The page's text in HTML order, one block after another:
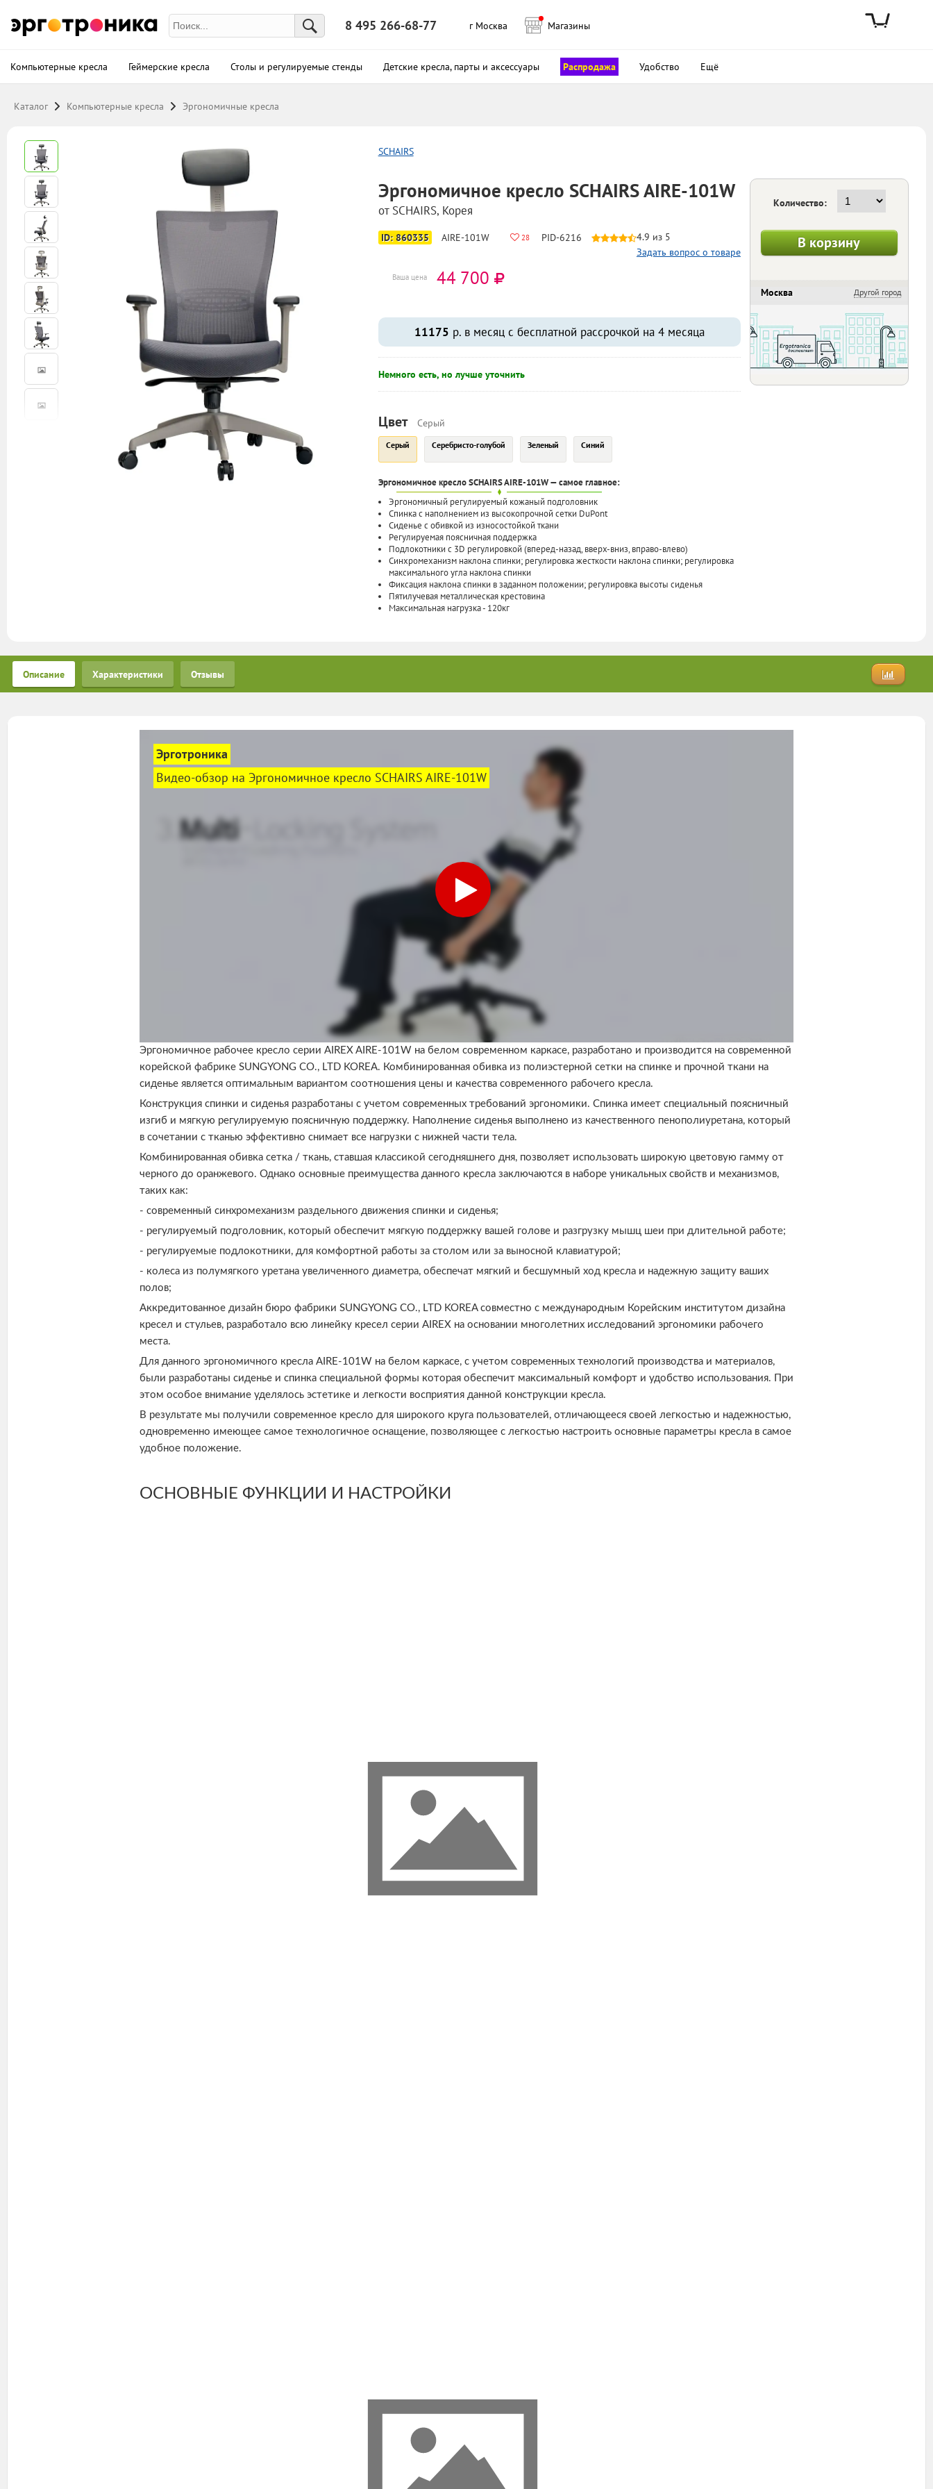
8 495 266-68-77 г Москва Магазины
Компьютерные кресла Геймерские кресла Столы и регулируемые стенды Детские кресла, парты и аксессуары Распродажа Удобство Ещё
11175р. в месяц с бесплатной рассрочкой на 4 месяца
Каталог Компьютерные кресла Эргономичные кресла
SCHAIRS
Эргономичное кресло SCHAIRS AIRE-101W
от SCHAIRS, Корея
ID: 860335 AIRE-101W 28 PID-6216
4.9 из 5
Задать вопрос о товаре
Ваша цена 44 700
11175 р. в месяц с бесплатной рассрочкой на 4 месяца
Немного есть, но лучше уточнить
Цвет Серый
Серый Серебристо-голубой Зеленый Синий
Эргономичное кресло SCHAIRS AIRE-101W — самое главное:
Эргономичный регулируемый кожаный подголовник
Спинка с наполнением из высокопрочной сетки DuPont
Сиденье с обивкой из износостойкой ткани
Регулируемая поясничная поддержка
Подлокотники с 3D регулировкой (вперед-назад, вверх-вниз, вправо-влево)
Синхромеханизм наклона спинки; регулировка жесткости наклона спинки; регулировка
максимального угла наклона спинки
Фиксация наклона спинки в заданном положении; регулировка высоты сиденья
Пятилучевая металлическая крестовина
Максимальная нагрузка - 120кг
Количество:
В корзину
Москва Другой город
Бесплатно
Бесплатно
Доставка
Описание Характеристики Отзывы
Эрготроника
Видео-обзор на Эргономичное кресло SCHAIRS AIRE-101W
Эргономичное рабочее кресло серии AIREX AIRE-101W на белом современном каркасе, разработано и производится на современной
корейской фабрике SUNGYONG CO., LTD KOREA. Комбинированная обивка из полиэстерной сетки на спинке и прочной ткани на
сиденье является оптимальным вариантом соотношения цены и качества современного рабочего кресла.
Конструкция спинки и сиденья разработаны с учетом современных требований эргономики. Спинка имеет специальный поясничный
изгиб и мягкую регулируемую поясничную поддержку. Наполнение сиденья выполнено из качественного пенополиуретана, который
в сочетании с тканью эффективно снимает все нагрузки с нижней части тела.
Комбинированная обивка сетка / ткань, ставшая классикой сегодняшнего дня, позволяет использовать широкую цветовую гамму от
черного до оранжевого. Однако основные преимущества данного кресла заключаются в наборе уникальных свойств и механизмов,
таких как:
- современный синхромеханизм раздельного движения спинки и сиденья;
- регулируемый подголовник, который обеспечит мягкую поддержку вашей голове и разгрузку мышц шеи при длительной работе;
- регулируемые подлокотники, для комфортной работы за столом или за выносной клавиатурой;
- колеса из полумягкого уретана увеличенного диаметра, обеспечат мягкий и бесшумный ход кресла и надежную защиту ваших
полов;
Аккредитованное дизайн бюро фабрики SUNGYONG CO., LTD KOREA совместно с международным Корейским институтом дизайна
кресел и стульев, разработало всю линейку кресел серии AIREX на основании многолетних исследований эргономики рабочего
места.
Для данного эргономичного кресла AIRE-101W на белом каркасе, с учетом современных технологий производства и материалов,
были разработаны сиденье и спинка специальной формы которая обеспечит максимальный комфорт и удобство использования. При
этом особое внимание уделялось эстетике и легкости восприятия данной конструкции кресла.
В результате мы получили современное кресло для широкого круга пользователей, отличающееся своей легкостью и надежностью,
одновременно имеющее самое технологичное оснащение, позволяющее с легкостью настроить основные параметры кресла в самое
удобное положение.
ОСНОВНЫЕ ФУНКЦИИ И НАСТРОЙКИ